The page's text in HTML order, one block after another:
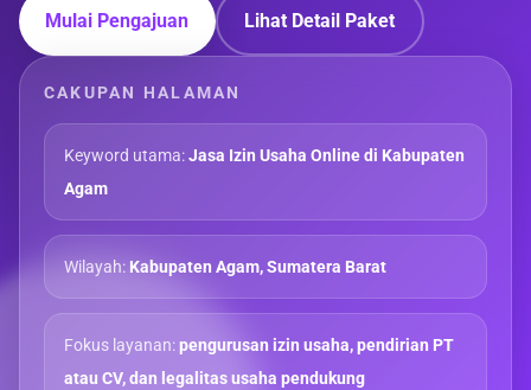
Mulai Pengajuan Lihat Detail Paket
CAKUPAN HALAMAN
Keyword utama:Jasa Izin Usaha Online di Kabupaten
Agam
Wilayah:Kabupaten Agam, Sumatera Barat
Fokus layanan:pengurusan izin usaha, pendirian PT
atau CV, dan legalitas usaha pendukung